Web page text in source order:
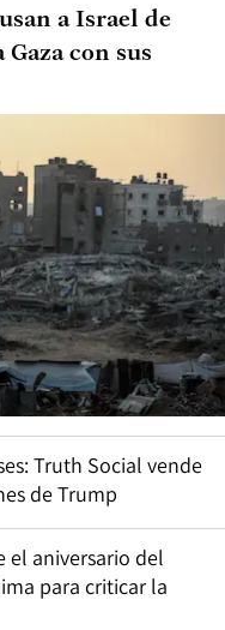
a Israel de
con sus
Truth Social vende
de Trump
el aniversario del
para criticar la